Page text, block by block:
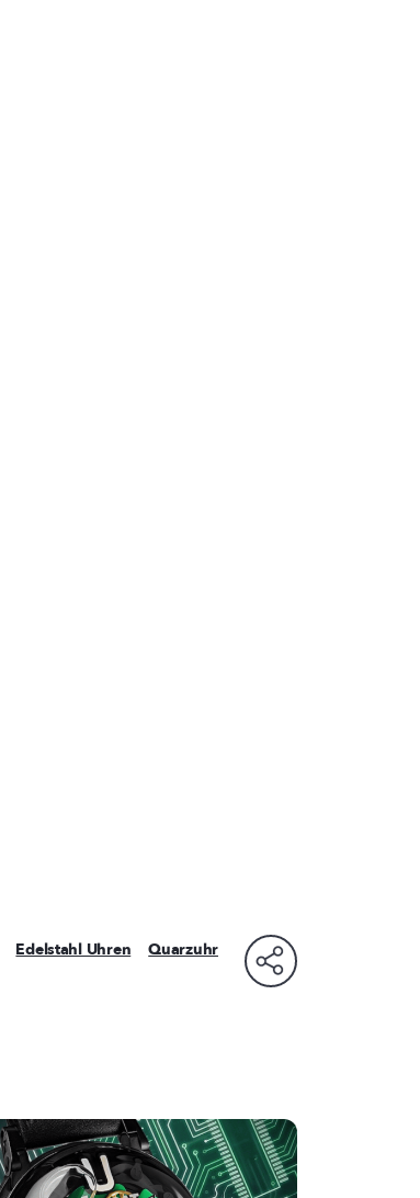
Edelstahl Uhren Quarzuhr